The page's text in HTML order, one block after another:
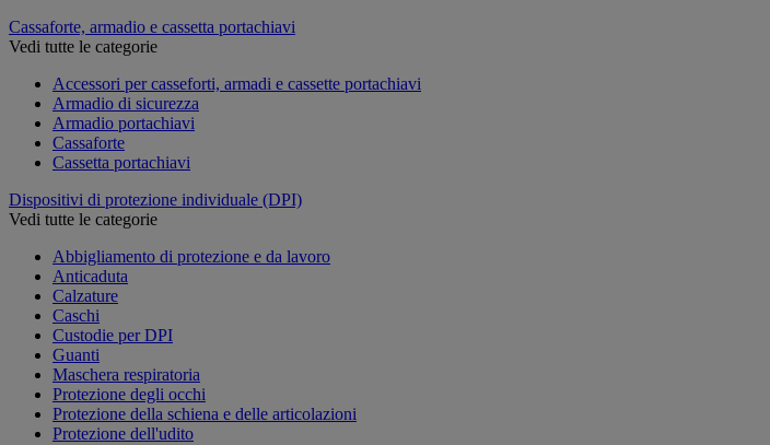
Cassaforte, armadio e cassetta portachiavi
Vedi tutte le categorie
Accessori per casseforti, armadi e cassette portachiavi
Armadio di sicurezza
Armadio portachiavi
Cassaforte
Cassetta portachiavi
Dispositivi di protezione individuale (DPI)
Vedi tutte le categorie
Abbigliamento di protezione e da lavoro
Anticaduta
Calzature
Caschi
Custodie per DPI
Guanti
Maschera respiratoria
Protezione degli occhi
Protezione della schiena e delle articolazioni
Protezione dell'udito